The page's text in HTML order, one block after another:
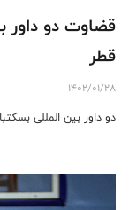
قضاوت دو داور
قطر
1402/01/28
دو داور بین المللی